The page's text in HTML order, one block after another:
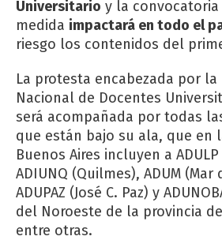
Universitario y la convocatoria
medida impactará en todo el
riesgo los contenidos del
La protesta encabezada por la
Nacional de Docentes
será acompañada por todas
que están bajo su ala, que en
Buenos Aires incluyen a
ADIUNQ (Quilmes), ADUM
ADUPAZ (José C. Paz) y
del Noroeste de la provincia
entre otras.